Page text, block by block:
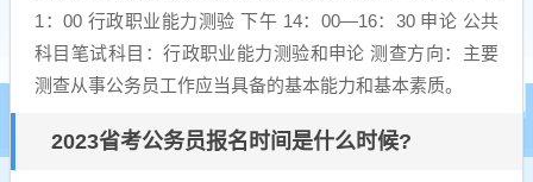
1：00 行政职业能力测验 下午 14：00—16：30 申论 公共
科目笔试科目：行政职业能力测验和申论 测查方向：主要
测查从事公务员工作应当具备的基本能力和基本素质。
2023省考公务员报名时间是什么时候?